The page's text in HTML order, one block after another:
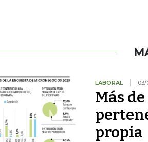
LABORAL
Más
propia